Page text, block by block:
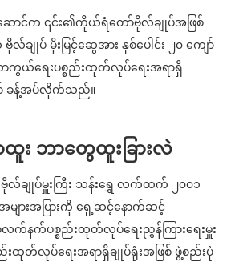
ောင်က ၎င်း၏ကိုယ်ရံတော်ဗိုလ်ချုပ်အဖြစ်
ချုပ် မိုးမြင့်ဆွေအား နှစ်ပေါင်း ၂၀ ကျော်
ာကွယ်ရေးပစ္စည်းထုတ်လုပ်ရေးအရာရှိ
စ် ခန့်အပ်လိုက်သည်။
း ဘာတွေထူးခြားလဲ
လ်ချုပ်မှူးကြီး သန်းရွှေ လက်ထက် ၂၀၀၁
ားအပြားကို ရှေ့ဆင့်နောက်ဆင့်
နက်ပစ္စည်းထုတ်လုပ်ရေးညွှန်ကြားရေးမှူး
းထုတ်လုပ်ရေးအရာရှိချုပ်ရုံးအဖြစ် ဖွဲ့စည်းပုံ